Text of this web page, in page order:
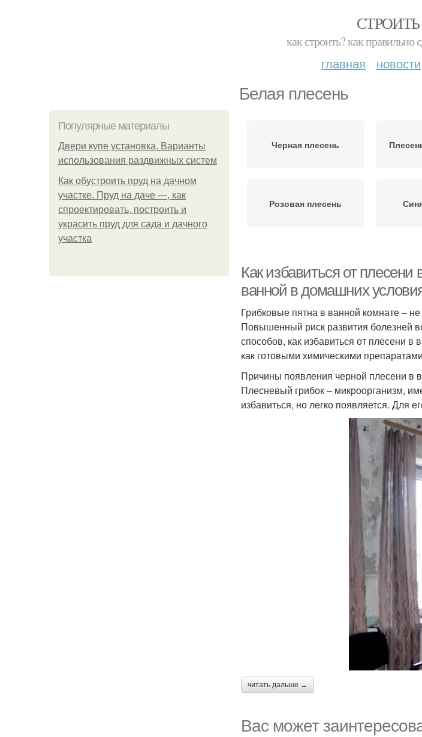
как строить? как правильно
главная новости
Белая плесень
Популярные материалы
Двери купе установка. Варианты
использования раздвижных систем
Как обустроить пруд на дачном
участке. Пруд на даче —, как
спроектировать, построить и
украсить пруд для сада и дачного
участка
Черная плесень
Розовая плесень
Как избавиться от
ванной в домашних
Грибковые пятна в ванной комнате –
Повышенный риск развития болезней
способов, как избавиться от плесени
как готовыми химическими
Причины появления черной плесени в
Плесневый грибок – микроорганизм,
избавиться, но легко появляется. Для
читать дальше →
Вас может